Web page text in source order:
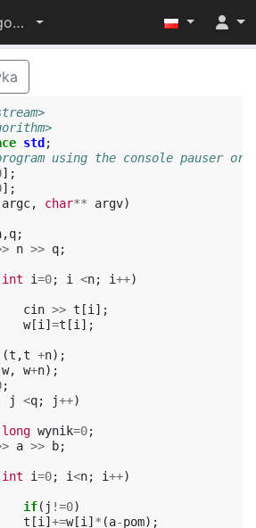
menu
Potyczki Algorytmiczne 2015
std ;
using the console pauser or
];
];
argc, char** argv)
,q;
n >> q;
int i=0; i <n; i++)
cin >> t [i ];
w[i ] =t [i ];
(t ,t +n);
w, w+n);
;
j <q; j++)
long wynik=0;
a >> b;
int i=0; i<n; i++)
if( j !=0)
t [i ] +=w[i ] * (a-pom);